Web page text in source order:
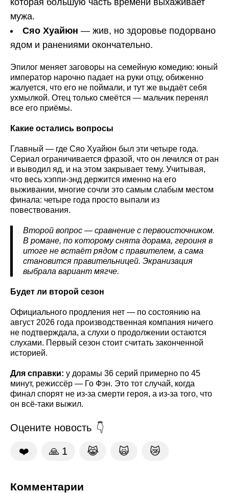
которая большую часть времени выхаживает
мужа.
Сяо Хуайюн — жив, но здоровье подорвано
ядом и ранениями окончательно.
Эпилог меняет заговоры на семейную комедию: юный
император нарочно падает на руки отцу, обиженно
жалуется, что его не поймали, и тут же выдаёт себя
ухмылкой. Отец только смеётся — мальчик перенял
все его приёмы.
Какие остались вопросы
Главный — где Сяо Хуайюн был эти четыре года.
Сериал ограничивается фразой, что он лечился от ран
и выводил яд, и на этом закрывает тему. Учитывая,
что весь хэппи-энд держится именно на его
выживании, многие сочли это самым слабым местом
финала: четыре года просто выпали из
повествования.
Второй вопрос — сравнение с первоисточником.
В романе, по которому снята дорама, героиня в
итоге не встаёт рядом с правителем, а сама
становится правительницей. Экранизация
выбрала вариант мягче.
Будет ли второй сезон
Официального продления нет — по состоянию на
август 2026 года производственная компания ничего
не подтверждала, а слухи о продолжении остаются
слухами. Первый сезон стоит считать законченной
историей.
Для справки: у дорамы 36 серий примерно по 45
минут, режиссёр — Го Фэн. Это тот случай, когда
финал спорят не из-за смерти героя, а из-за того, что
он всё-таки выжил.
Оцените новость
❤️ 🙏 1 😹 🙀 😿
Комментарии